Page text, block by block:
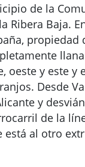
de la
Ribera Baja.
propiedad
oeste y este y
Desde
y
de la
está al otro